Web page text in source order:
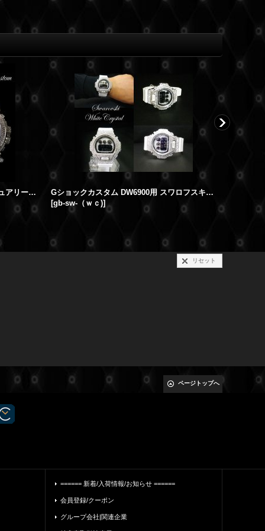
Gショックカスタム DW6900 ラグジュアリーライン フルカスタム
Gショックカスタム DW6900用 スワロフスキーカスタムベゼル
[gb-sw-（ｗｃ)]
リセット
ページトップへ
====== 新着/入荷情報/お知らせ ======
会員登録/クーポン
グループ会社|関連企業